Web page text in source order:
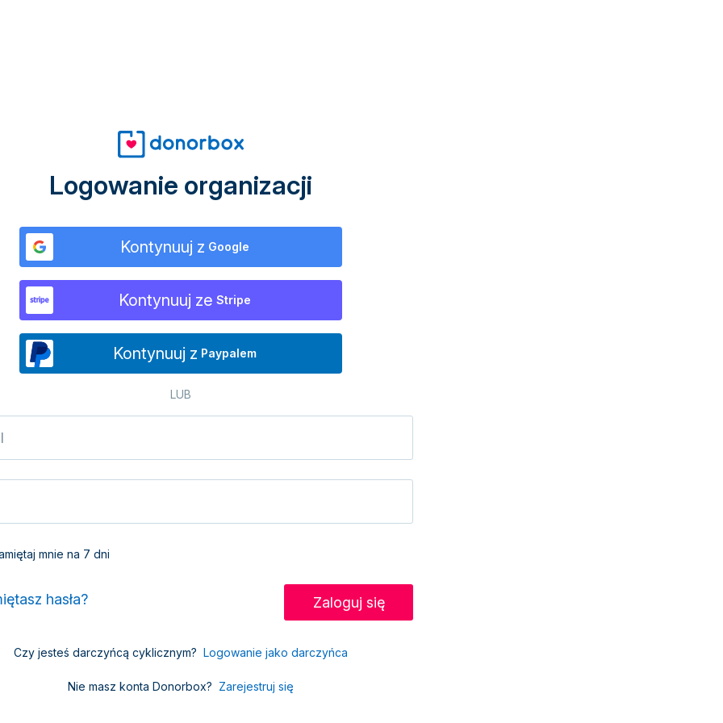
Logowanie organizacji
Kontynuuj z Google
Kontynuuj ze Stripe
Kontynuuj z Paypalem
LUB
mnie na 7 dni
hasła?
Czy jesteś darczyńcą cyklicznym? Logowanie jako darczyńca
Nie masz konta Donorbox? Zarejestruj się